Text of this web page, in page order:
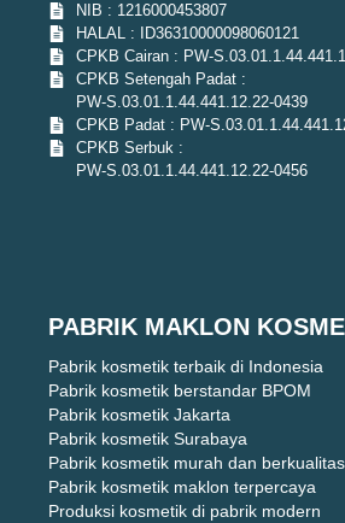
NIB : 1216000453807
HALAL : ID36310000098060121
CPKB Cairan : PW-
CPKB Setengah Padat :
PW-S.03.01.1.44.441.12.22-0439
CPKB Padat : PW-
CPKB Serbuk :
PW-S.03.01.1.44.441.12.22-0456
PABRIK MAKLON
Pabrik kosmetik terbaik di Indonesia
Pabrik kosmetik berstandar BPOM
Pabrik kosmetik Jakarta
Pabrik kosmetik Surabaya
Pabrik kosmetik murah dan berkualitas
Pabrik kosmetik maklon terpercaya
Produksi kosmetik di pabrik modern